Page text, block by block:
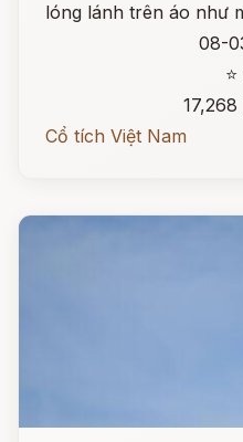
lóng lánh trên áo như
08-
Cổ tích Việt Nam